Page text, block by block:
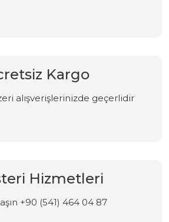
Kargo
alışverişlerinizde geçerlidir
Hizmetleri
+90 (541) 464 04 87